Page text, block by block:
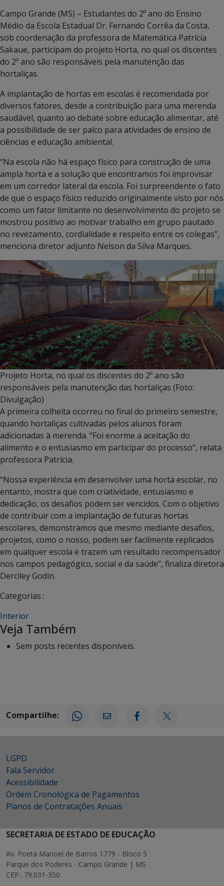
Campo Grande (MS) – Estudantes do 2º ano do Ensino
Médio da Escola Estadual Dr. Fernando Corrêa da Costa,
sob coordenação da professora de Matemática Patrícia
Sakaue, participam do projeto Horta, no qual os discentes
do 2º ano são responsáveis pela manutenção das
hortaliças.
A implantação de hortas em escolas é recomendada por
diversos fatores, desde a contribuição para uma merenda
saudável, quanto ao debate sobre educação alimentar, até
a possibilidade de ser palco para atividades de ensino de
ciências e educação ambiental.
“Na escola não há espaço físico para construção de uma
ampla horta e a solução que encontramos foi improvisar
em um corredor lateral da escola. Foi surpreendente o fato
de que o espaço físico reduzido originalmente visto por nós
como um fator limitante no desenvolvimento do projeto se
mostrou positivo ao motivar trabalho em grupo pautado
no revezamento, cordialidade e respeito entre os colegas”,
menciona diretor adjunto Nelson da Silva Marques.
Projeto Horta, no qual os discentes do 2º ano são
responsáveis pela manutenção das hortaliças (Foto:
Divulgação)
A primeira colheita ocorreu no final do primeiro semestre,
quando hortaliças cultivadas pelos alunos foram
adicionadas à merenda. “Foi enorme a aceitação do
alimento e o entusiasmo em participar do processo”, relata
professora Patrícia.
“Nossa experiência em desenvolver uma horta escolar, no
entanto, mostra que com criatividade, entusiasmo e
dedicação, os desafios podem ser vencidos. Com o objetivo
de contribuir com a implantação de futuras hortas
escolares, demonstramos que mesmo mediante desafios,
projetos, como o nosso, podem ser facilmente replicados
em qualquer escola e trazem um resultado recompensador
nos campos pedagógico, social e da saúde”, finaliza diretora
Derciley Godin.
Categorias :
Interior
Veja Também
Sem posts recentes disponíveis.
Compartilhe:
LGPD
Fala Servidor
Acessibilidade
Ordem Cronológica de Pagamentos
Planos de Contratações Anuais
SECRETARIA DE ESTADO DE EDUCAÇÃO
Av. Poeta Manoel de Barros 1779 - Bloco 5
Parque dos Poderes - Campo Grande | MS
CEP.: 79.031-350